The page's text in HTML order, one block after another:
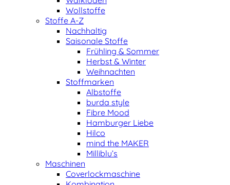
Wollstoffe
Stoffe A-Z
Nachhaltig
Saisonale Stoffe
Frühling & Sommer
Herbst & Winter
Weihnachten
Stoffmarken
Albstoffe
burda style
Fibre Mood
Hamburger Liebe
Hilco
mind the MAKER
Milliblu’s
Maschinen
Coverlockmaschine